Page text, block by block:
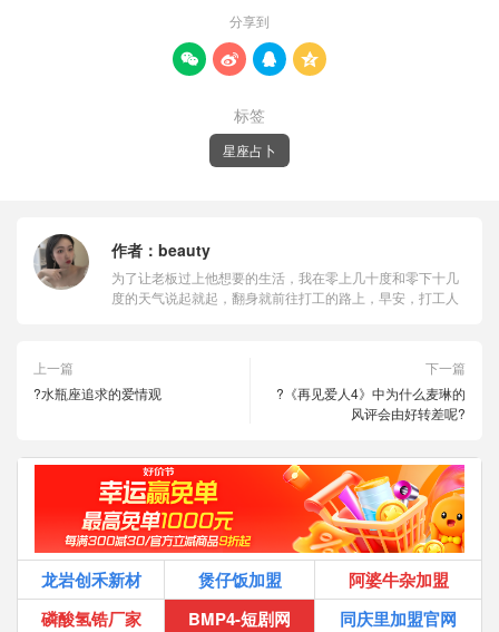
分享到
   
标签
星座占卜
作者： beauty
为了让老板过上他想要的生活，我在零上几十度和零下十几
度的天气说起就起，翻身就前往打工的路上，早安，打工人
上一篇
?水瓶座追求的爱情观
下一篇
?《再见爱人4》中为什么麦琳的
风评会由好转差呢?
龙岩创禾新材 煲仔饭加盟
阿婆牛杂加盟
磷酸氢锆厂家
BMP4-短剧网 同庆里加盟官网